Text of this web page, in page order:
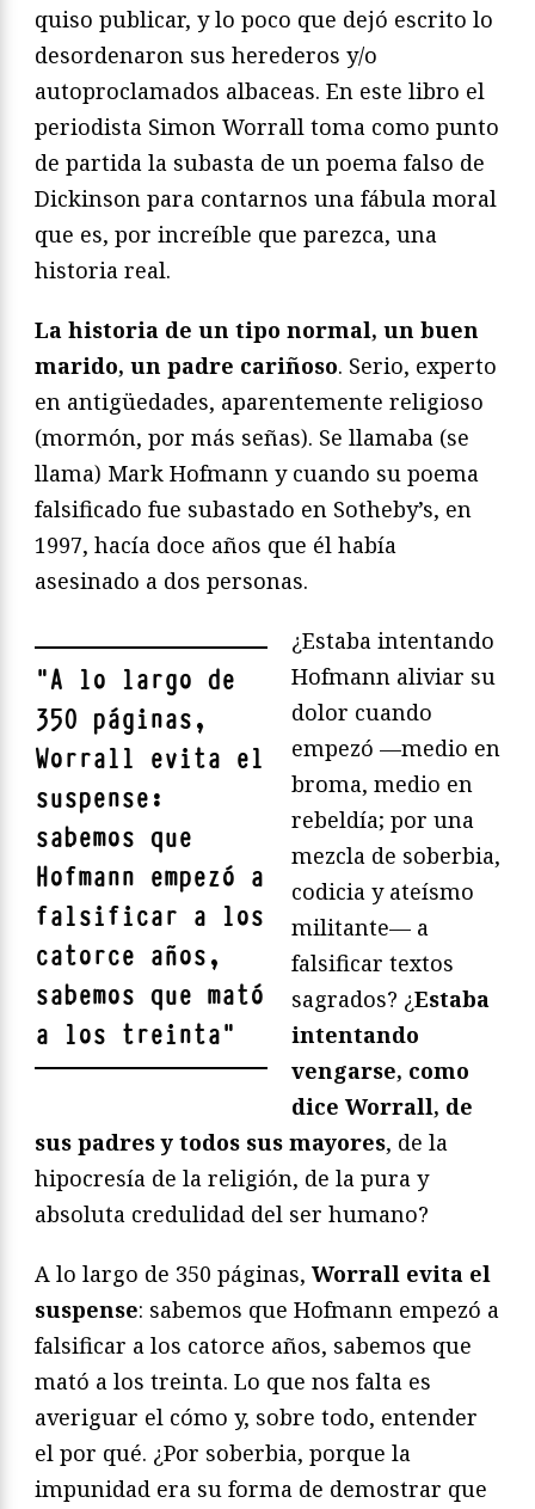
quiso publicar, y lo poco que dejó escrito lo
desordenaron sus herederos y/o
autoproclamados albaceas. En este libro el
periodista Simon Worrall toma como punto
de partida la subasta de un poema falso de
Dickinson para contarnos una fábula moral
que es, por increíble que parezca, una
historia real.
La historia de un tipo normal, un buen
marido, un padre cariñoso. Serio, experto
en antigüedades, aparentemente religioso
(mormón, por más señas). Se llamaba (se
llama) Mark Hofmann y cuando su poema
falsificado fue subastado en Sotheby’s, en
1997, hacía doce años que él había
asesinado a dos personas.
"A lo largo de
350 páginas,
Worrall evita el
suspense:
sabemos que
Hofmann empezó a
falsificar a los
catorce años,
sabemos que mató
a los treinta"
¿Estaba intentando
Hofmann aliviar su
dolor cuando
empezó —medio en
broma, medio en
rebeldía; por una
mezcla de soberbia,
codicia y ateísmo
militante— a
falsificar textos
sagrados? ¿Estaba
intentando
vengarse, como
dice Worrall, de
sus padres y todos sus mayores, de la
hipocresía de la religión, de la pura y
absoluta credulidad del ser humano?
A lo largo de 350 páginas, Worrall evita el
suspense: sabemos que Hofmann empezó a
falsificar a los catorce años, sabemos que
mató a los treinta. Lo que nos falta es
averiguar el cómo y, sobre todo, entender
el por qué. ¿Por soberbia, porque la
impunidad era su forma de demostrar que